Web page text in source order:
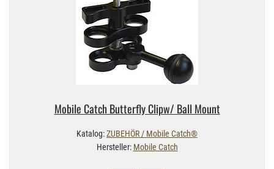
Mobile Catch Butterfly Clipw/ Ball Mount
Katalog:ZUBEHÖR / Mobile Catch®
Hersteller: Mobile Catch